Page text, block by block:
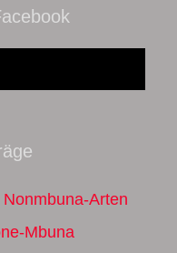
Arten
Mbuna